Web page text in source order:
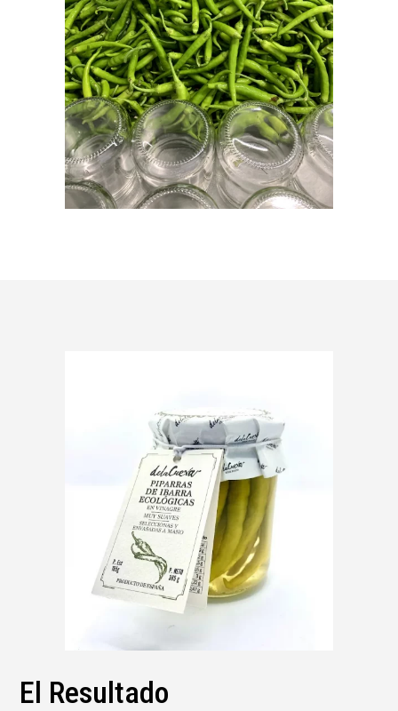
El Resultado